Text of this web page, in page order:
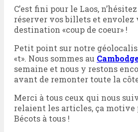
C’est fini pour le Laos,
réserver vos billets et envolez
destination «coup de coeur» !
Petit point sur notre
«t». Nous sommes au
semaine et nous y restons
avant de remonter toute la
Merci à tous ceux qui nous
relaient les articles, ça motive
Bécots à tous !